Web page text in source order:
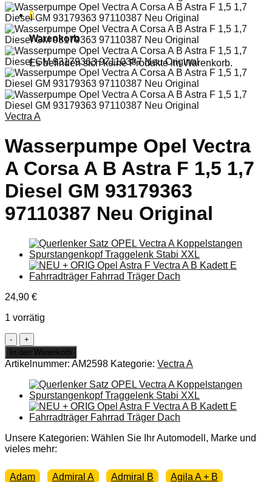
0
Warenkorb
Es befinden sich keine Produkte im Warenkorb.
Vectra A
Wasserpumpe Opel Vectra
A Corsa A B Astra F 1,5 1,7
Diesel GM 93179363
97110387 Neu Original
24,90 €
1 vorrätig
Wasserpumpe
Opel
Vectra
A
Corsa
A
Astra
1,5
1,7
GM
93179363
In den Warenkorb
Artikelnummer: AM2598 Kategorie: Vectra A
Unsere Kategorien: Wählen Sie Ihr Automodell, Marke und
vieles mehr:
Adam Admiral A Admiral B Agila A + B